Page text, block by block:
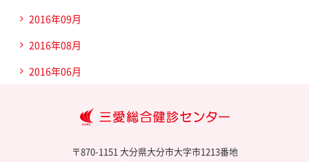
2016年09月
2016年08月
2016年06月
〒870-1151 大分県大分市大字市1213番地